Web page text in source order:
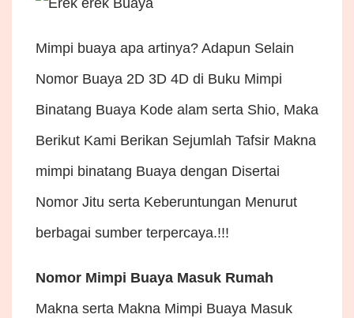
Mimpi buaya apa artinya? Adapun Selain
Nomor Buaya 2D 3D 4D di Buku Mimpi
Binatang Buaya Kode alam serta Shio, Maka
Berikut Kami Berikan Sejumlah Tafsir Makna
mimpi binatang Buaya dengan Disertai
Nomor Jitu serta Keberuntungan Menurut
berbagai sumber terpercaya.!!!
Nomor Mimpi Buaya Masuk Rumah
Makna serta Makna Mimpi Buaya Masuk